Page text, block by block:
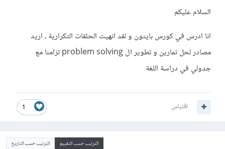
السلام عليكم
انا ادرس في كورس بايثون و لقد انهيت الحلقات التكرارية ، اريد
مصادر لحل تمارين و تطوير ال problem solving تزامنا مع
جدولي في دراسة اللغة
1 اقتباس
الترتيب حسب التقييم الترتيب حسب التاريخ